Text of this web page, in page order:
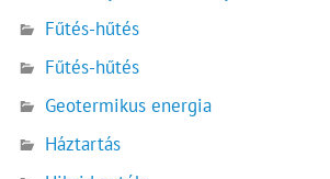
Fűtés-hűtés
Fűtés-hűtés
Geotermikus energia
Háztartás